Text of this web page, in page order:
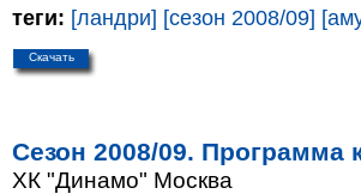
теги: [ландри] [сезон 2008/09]
Скачать
Сезон 2008/09. Программа
ХК "Динамо" Москва